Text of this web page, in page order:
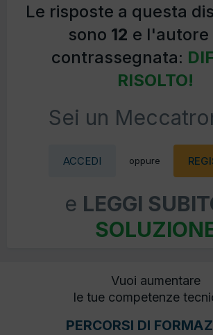
Le risposte a questa
sono 12 e l'autore
contrassegnata:
RISOLTO!
Sei un
ACCEDI oppure
e LEGGI
Vuoi aumentare
le tue competenze
PERCORSI DI